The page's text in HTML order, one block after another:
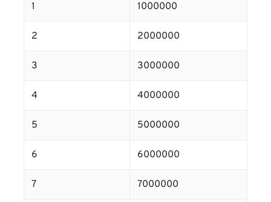
1 1000000
2 2000000
3 3000000
4 4000000
5 5000000
6 6000000
7 7000000